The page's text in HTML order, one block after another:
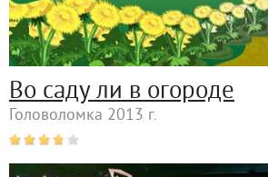
Во саду ли в огороде
Головоломка 2013 г.